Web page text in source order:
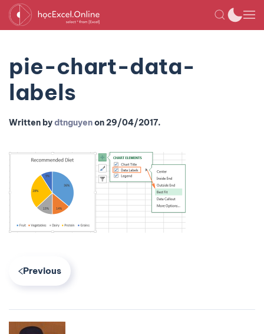
pie-chart-data-
labels
Written bydtnguyenon29/04/2017.
Previous